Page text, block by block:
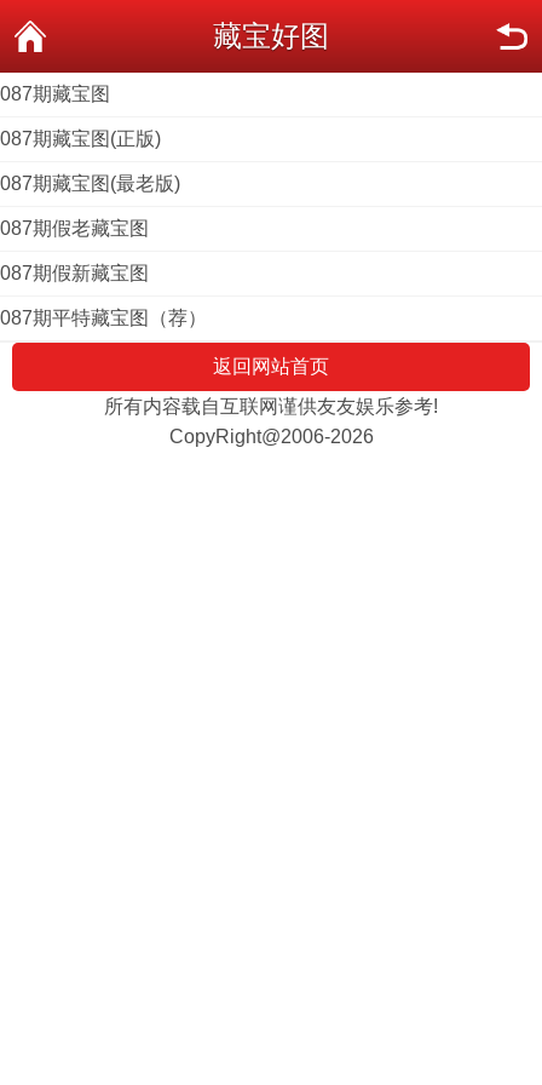
藏宝好图
087期藏宝图
087期藏宝图(正版)
087期藏宝图(最老版)
087期假老藏宝图
087期假新藏宝图
087期平特藏宝图（荐）
返回网站首页
所有内容载自互联网谨供友友娱乐参考!
CopyRight@2006-2026